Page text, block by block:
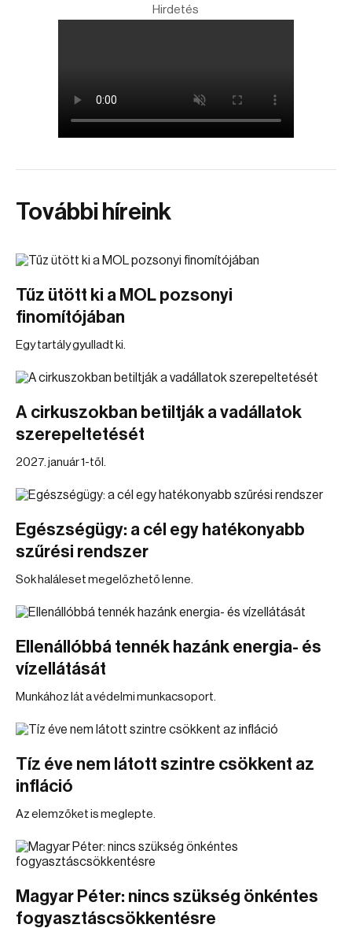
Hirdetés
További híreink
Tűz ütött ki a MOL pozsonyi
finomítójában
Egy tartály gyulladt ki.
A cirkuszokban betiltják a vadállatok
szerepeltetését
2027. január 1-től.
Egészségügy: a cél egy hatékonyabb
szűrési rendszer
Sok haláleset megelőzhető lenne.
Ellenállóbbá tennék hazánk energia- és
vízellátását
Munkához lát a védelmi munkacsoport.
Tíz éve nem látott szintre csökkent az
infláció
Az elemzőket is meglepte.
Magyar Péter: nincs szükség önkéntes
fogyasztáscsökkentésre